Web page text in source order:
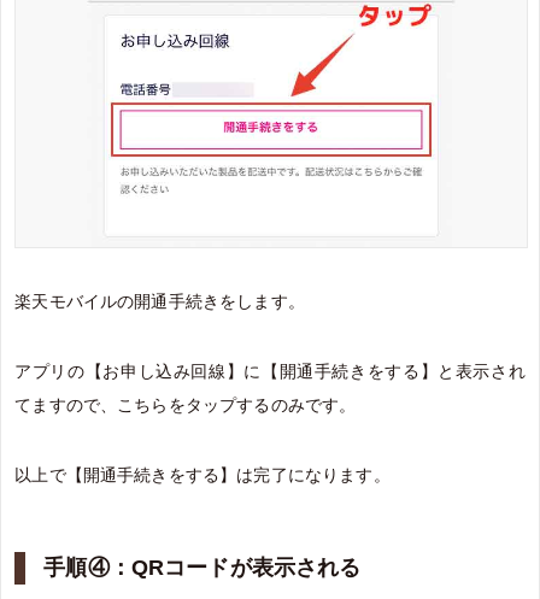
楽天モバイルの開通手続きをします。
アプリの【お申し込み回線】に【開通手続きをする】と表示され
てますので、こちらをタップするのみです。
以上で【開通手続きをする】は完了になります。
手順④：QRコードが表示される